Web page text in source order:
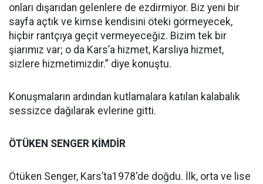
onları dışarıdan gelenlere de ezdirmiyor. Biz yeni bir
sayfa açtık ve kimse kendisini öteki görmeyecek,
hiçbir rantçıya geçit vermeyeceğiz. Bizim tek bir
şiarımız var; o da Kars’a hizmet, Karslıya hizmet,
sizlere hizmetimizdir.” diye konuştu.
Konuşmaların ardından kutlamalara katılan kalabalık
sessizce dağılarak evlerine gitti.
ÖTÜKEN SENGER KİMDİR
Ötüken Senger, Kars’ta1978'de doğdu. İlk, orta ve lise